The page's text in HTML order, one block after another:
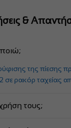
&
της πίεσης
σε ρακόρ ταχείας
τους;